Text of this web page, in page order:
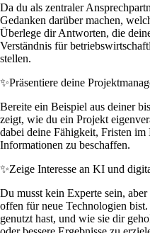
Da du als zentraler
Gedanken darüber machen,
Überlege dir Antworten, die
Verständnis für
stellen.
✨Präsentiere deine
Bereite ein Beispiel aus deiner
zeigt, wie du ein Projekt
dabei deine Fähigkeit, Fristen
Informationen zu beschaffen.
✨Zeige Interesse an KI und
Du musst kein Experte sein,
offen für neue Technologien
genutzt hast, und wie sie dir